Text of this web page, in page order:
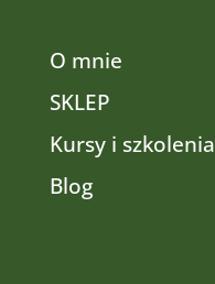
O mnie
SKLEP
Kursy i szkolenia
Blog